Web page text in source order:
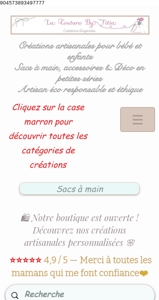
904573893497777
Créations artisanales pour bébé et
enfants
Sacs à main, accessoires & Déco en
petites séries
Artisan éco responsable et éthique
Cliquez sur la case
marron pour
découvrir toutes les
catégories de
créations
Sacs à main
🛍️ Notre boutique est ouverte !
Découvrez nos créations
artisanales personnalisées 🌸
⭐⭐⭐⭐⭐4,9 / 5 — Merci à toutes les
mamans qui me font confiance❤️